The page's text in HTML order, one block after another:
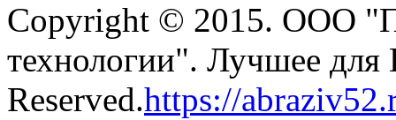
Copyright © 2015. ООО
технологии". Лучшее
Reserved.https://